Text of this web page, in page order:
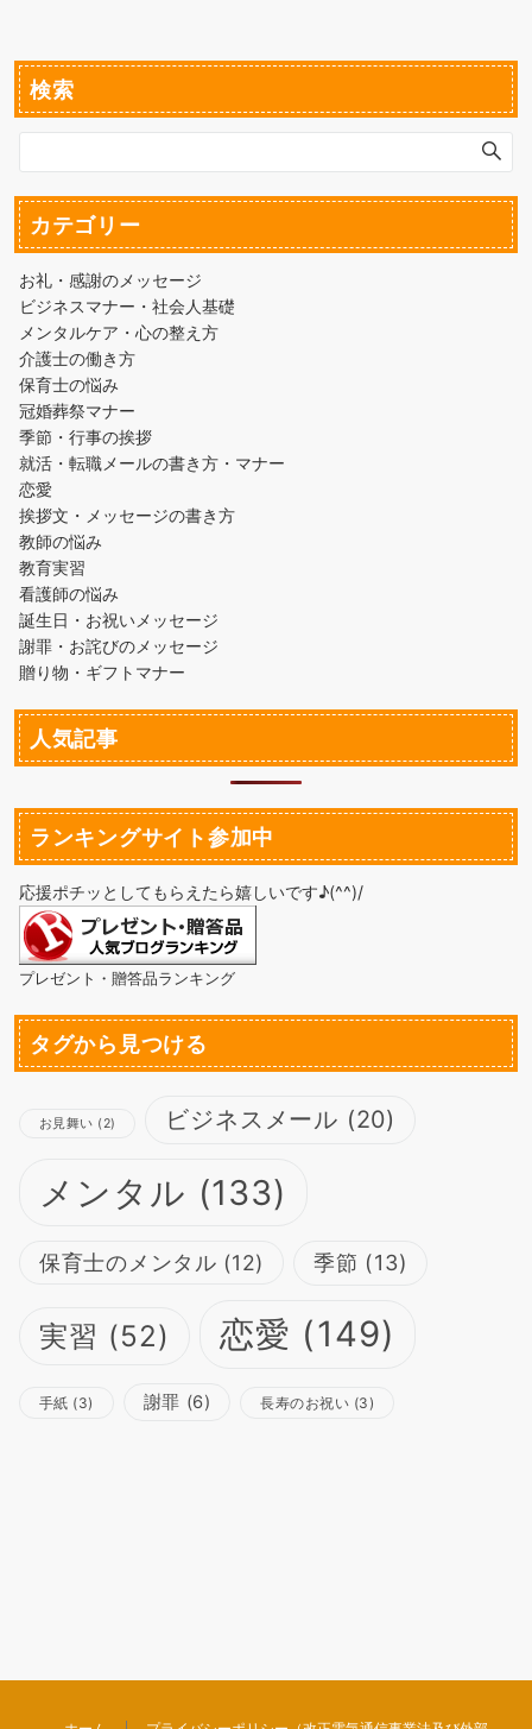
検索
カテゴリー
お礼・感謝のメッセージ
ビジネスマナー・社会人基礎
メンタルケア・心の整え方
介護士の働き方
保育士の悩み
冠婚葬祭マナー
季節・行事の挨拶
就活・転職メールの書き方・マナー
恋愛
挨拶文・メッセージの書き方
教師の悩み
教育実習
看護師の悩み
誕生日・お祝いメッセージ
謝罪・お詫びのメッセージ
贈り物・ギフトマナー
人気記事
ランキングサイト参加中
応援ポチッとしてもらえたら嬉しいです♪(^^)/
プレゼント・贈答品ランキング
タグから見つける
お見舞い (2) ビジネスメール (20)
メンタル (133)
保育士のメンタル (12) 季節 (13)
実習 (52) 恋愛 (149)
手紙 (3) 謝罪 (6) 長寿のお祝い (3)